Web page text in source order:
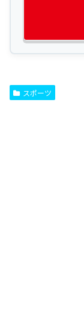
スポーツ